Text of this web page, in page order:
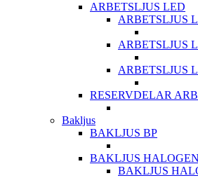
ARBETSLJUS LED
ARBETSLJUS
ARBETSLJUS
ARBETSLJUS
RESERVDELAR
Bakljus
BAKLJUS BP
BAKLJUS HALOGEN
BAKLJUS